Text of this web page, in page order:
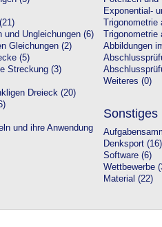
und Ungleichungen (6)
Gleichungen (2)
(5)
Streckung (3)
Dreieck (20)
und ihre Anwendung
Exponential-
Abbildungen
Weiteres (0)
Sonstiges
Denksport (16)
Software (6)
Wettbewerbe
Material (22)